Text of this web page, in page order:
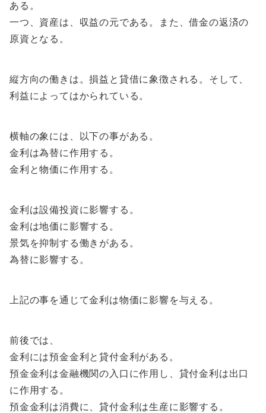
ある。
一つ、資産は、収益の元である。また、借金の返済の
原資となる。
縦方向の働きは。損益と貸借に象徴される。そして、
利益によってはかられている。
横軸の象には、以下の事がある。
金利は為替に作用する。
金利と物価に作用する。
金利は設備投資に影響する。
金利は地価に影響する。
景気を抑制する働きがある。
為替に影響する。
上記の事を通じて金利は物価に影響を与える。
前後では、
金利には預金金利と貸付金利がある。
預金金利は金融機関の入口に作用し、貸付金利は出口
に作用する。
預金金利は消費に、貸付金利は生産に影響する。